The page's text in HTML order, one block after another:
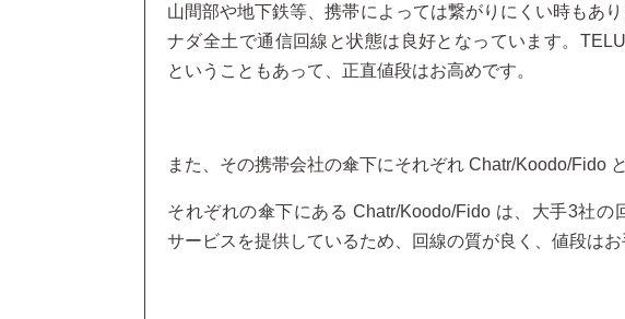
山間部や地下鉄等、携帯によっては繋がりにくい時もあ
ナダ全土で通信回線と状態は良好となっています。
ということもあって、正直値段はお高めです。
また、その携帯会社の傘下にそれぞれ Chatr/Koodo/Fido
それぞれの傘下にある Chatr/Koodo/Fido は、大手3社の
サービスを提供しているため、回線の質が良く、値段はお